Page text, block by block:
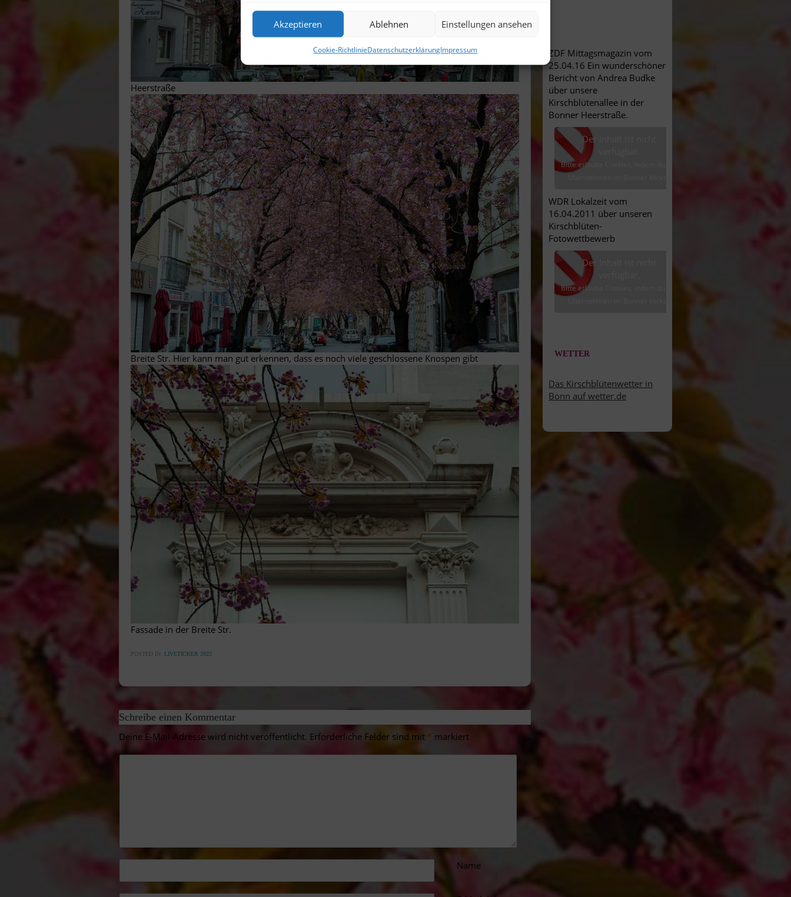
Akzeptieren Ablehnen Einstellungen ansehen
Cookie-RichtlinieDatenschutzerklärungImpressum
Heerstraße
Breite Str. Hier kann man gut erkennen, dass es noch viele geschlossene Knospen gibt
Fassade in der Breite Str.
POSTED IN: LIVETICKER 2022
Schreibe einen Kommentar
Deine E-Mail-Adresse wird nicht veröffentlicht. Erforderliche Felder sind mit * markiert
Name
ZDF Mittagsmagazin vom
25.04.16 Ein wunderschöner
Bericht von Andrea Budke
über unsere
Kirschblütenallee in der
Bonner Heerstraße.
Der Inhalt ist nicht
Bitte erlaube Cookies, indem du auf
WDR Lokalzeit vom
16.04.2011 über unseren
Kirschblüten-
Fotowettbewerb
Der Inhalt ist nicht
Bitte erlaube Cookies, indem du auf
WETTER
Das Kirschblütenwetter in
Bonn auf wetter.de